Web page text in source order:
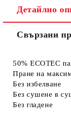
Ние ще се
Детайлно
Свързани
50% ECOTEC
Пране на
Без избелване
Без сушене в
Без гладене